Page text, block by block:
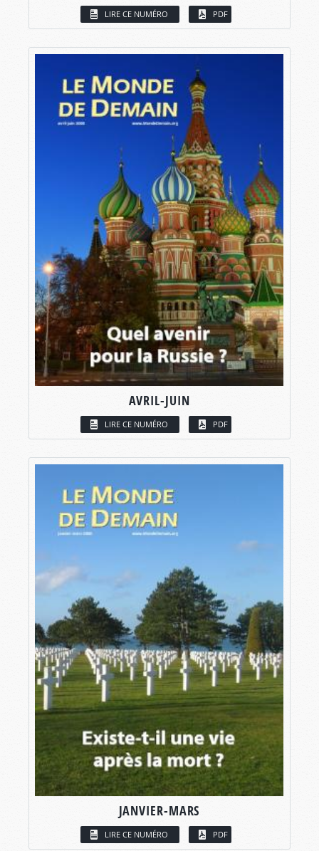
LIRE CE NUMÉRO PDF
AVRIL-JUIN
LIRE CE NUMÉRO PDF
JANVIER-MARS
LIRE CE NUMÉRO PDF